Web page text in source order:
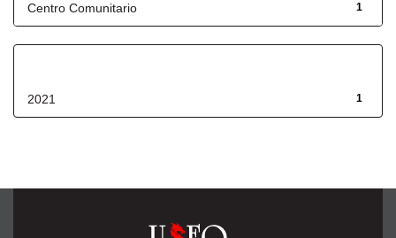
1
Centro Comunitario
1
2021